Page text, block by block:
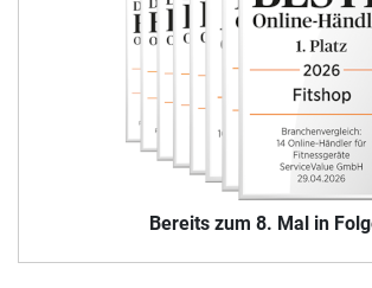
Bereits zum 8. Mal in